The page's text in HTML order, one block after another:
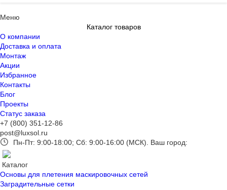
Меню
Каталог товаров
О компании
Доставка и оплата
Монтаж
Акции
Избранное
Контакты
Блог
Проекты
Статус заказа
+7 (800) 351-12-86
post@luxsol.ru
Пн-Пт: 9:00-18:00; Сб: 9:00-16:00 (МСК). Ваш город:
Каталог
Основы для плетения маскировочных сетей
Заградительные сетки